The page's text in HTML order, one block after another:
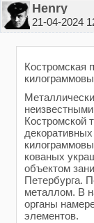
Henry
21-04-2024
Костромская
Костромской
кованых
объектом
Петербурга.
металлом. В
органы
элементов.